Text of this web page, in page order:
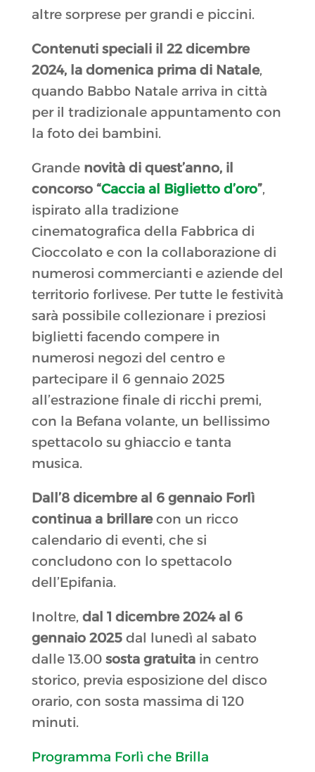
altre sorprese per grandi e piccini.
Contenuti speciali il 22 dicembre
2024, la domenica prima di Natale,
quando Babbo Natale arriva in città
per il tradizionale appuntamento con
la foto dei bambini.
Grande novità di quest’anno, il
concorso “Caccia al Biglietto d’oro”,
ispirato alla tradizione
cinematografica della Fabbrica di
Cioccolato e con la collaborazione di
numerosi commercianti e aziende del
territorio forlivese. Per tutte le festività
sarà possibile collezionare i preziosi
biglietti facendo compere in
numerosi negozi del centro e
partecipare il 6 gennaio 2025
all’estrazione finale di ricchi premi,
con la Befana volante, un bellissimo
spettacolo su ghiaccio e tanta
musica.
Dall’8 dicembre al 6 gennaio Forlì
continua a brillarecon un ricco
calendario di eventi, che si
concludono con lo spettacolo
dell’Epifania.
Inoltre, dal 1 dicembre 2024 al 6
gennaio 2025dal lunedì al sabato
dalle 13.00 sosta gratuitain centro
storico, previa esposizione del disco
orario, con sosta massima di 120
minuti.
Programma Forlì che Brilla